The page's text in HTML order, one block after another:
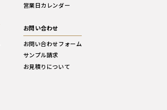
営業日カレンダー
お問い合わせ
お問い合わせフォーム
サンプル請求
お見積りについて